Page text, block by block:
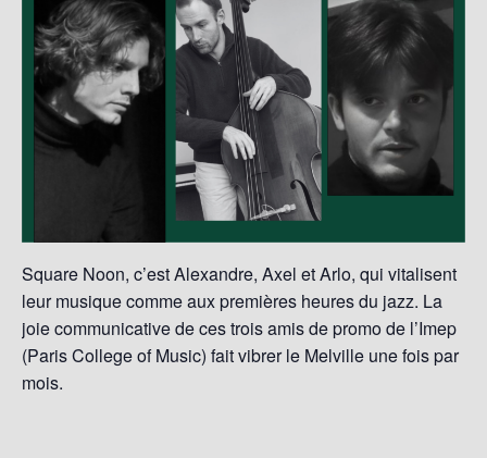
Square Noon, c’est Alexandre, Axel et Arlo, qui vitalisent
leur musique comme aux premières heures du jazz. La
joie communicative de ces trois amis de promo de l’Imep
(Paris College of Music) fait vibrer le Melville une fois par
mois.